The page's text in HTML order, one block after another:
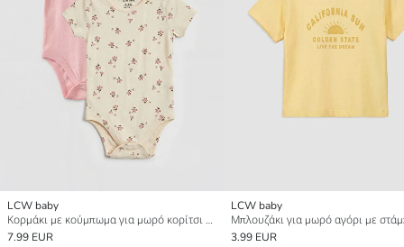
LCW baby
Κορμάκι με κούμπωμα για μωρό κορίτσι 2 πακέτο
7.99 EUR
LCW baby
3.99 EUR